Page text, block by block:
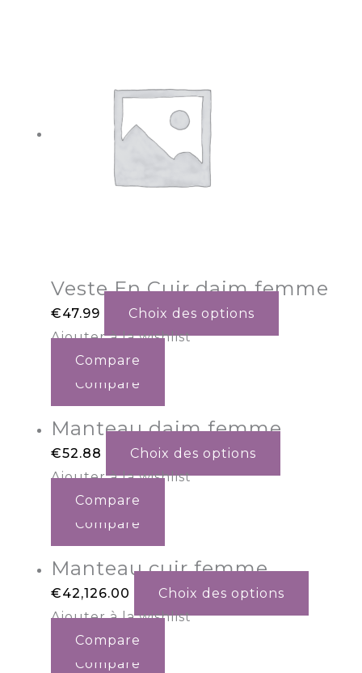
Veste En Cuir daim femme
€47.99
Choix des options
Ajouter à la wishlist
Compare
Compare
Manteau daim femme
€52.88
Choix des options
Ajouter à la wishlist
Compare
Compare
Manteau cuir femme
€42,126.00
Choix des options
Ajouter à la wishlist
Compare
Compare